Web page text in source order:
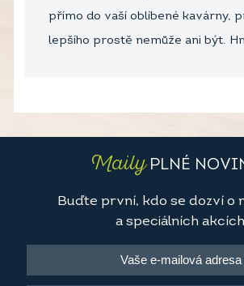
přímo do vaší oblíbené kavárny,
lepšího prostě nemůže ani být.
MailyPLNÉ
Buďte první, kdo se dozví o
a speciálních